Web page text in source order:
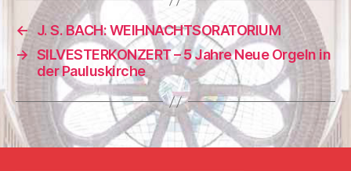
← J. S. BACH: WEIHNACHTSORATORIUM
→ SILVESTERKONZERT – 5 Jahre Neue Orgeln in
der Pauluskirche